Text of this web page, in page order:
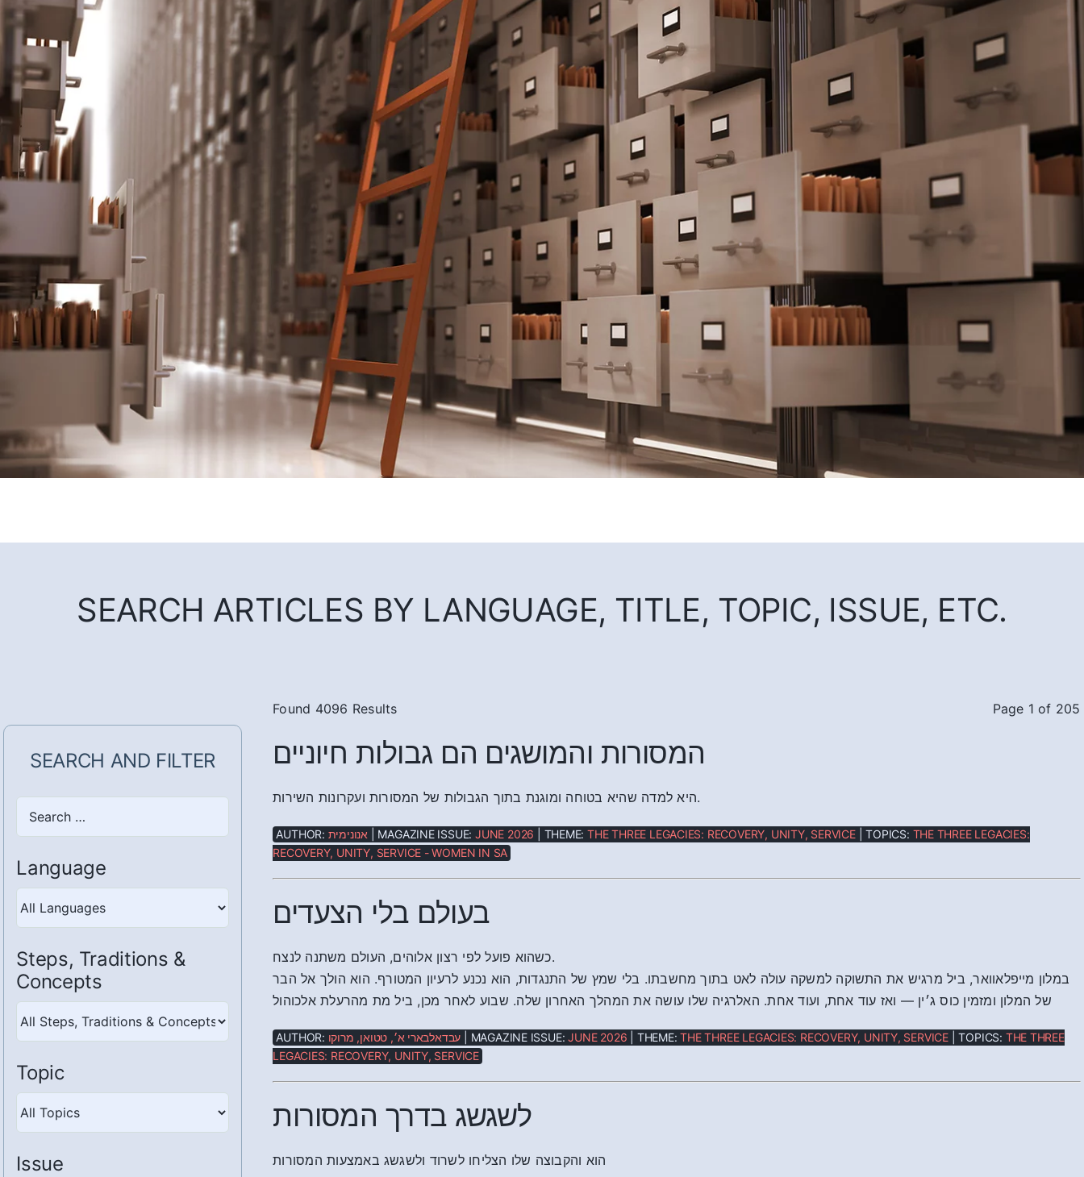
SEARCH ARTICLES BY LANGUAGE, TITLE, TOPIC, ISSUE, ETC.
SEARCH AND FILTER
Language
Steps, Traditions &
Concepts
Traditions
Concepts
Topic
Issue
Found 4096 Results Page 1 of 205
המסורות והמושגים הם גבולות חיוניים
היא למדה שהיא בטוחה ומוגנת בתוך הגבולות של המסורות ועקרונות השירות.
AUTHOR: אנונימית | MAGAZINE ISSUE:JUNE 2026 | THEME:THE THREE LEGACIES: RECOVERY, UNITY, SERVICE| TOPICS: THE THREE LEGACIES:
RECOVERY, UNITY, SERVICE - WOMEN IN SA
בעולם בלי הצעדים
כשהוא פועל לפי רצון אלוהים, העולם משתנה לנצח.
במלון מייפלאוואר, ביל מרגיש את התשוקה למשקה עולה לאט בתוך מחשבתו. בלי שמץ של התנגדות, הוא נכנע לרעיון המטורף. הוא הולך אל הבר
של המלון ומזמין כוס ג׳ין — ואז עוד אחת, ועוד אחת. האלרגיה שלו עושה את המהלך האחרון שלה. שבוע לאחר מכן, ביל מת מהרעלת אלכוהול
AUTHOR: עבדאלבארי א׳, טטואן, מרוקו | MAGAZINE ISSUE:JUNE 2026 | THEME:THE THREE LEGACIES: RECOVERY, UNITY, SERVICE | TOPICS: THE THREE
LEGACIES: RECOVERY, UNITY, SERVICE
לשגשג בדרך המסורות
הוא והקבוצה שלו הצליחו לשרוד ולשגשג באמצעות המסורות